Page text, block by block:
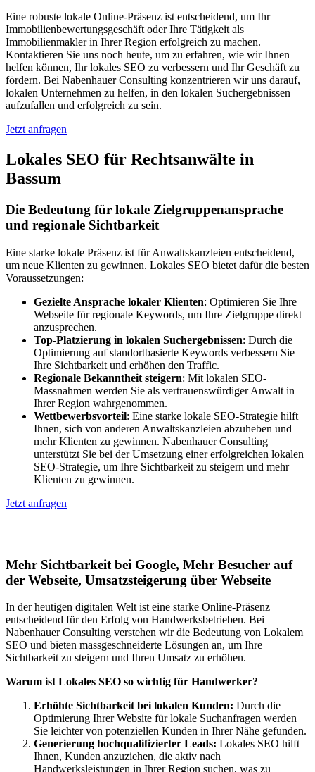
Eine robuste lokale Online-Präsenz ist entscheidend, um Ihr
Immobilienbewertungsgeschäft oder Ihre Tätigkeit als
Immobilienmakler in Ihrer Region erfolgreich zu machen.
Kontaktieren Sie uns noch heute, um zu erfahren, wie wir Ihnen
helfen können, Ihr lokales SEO zu verbessern und Ihr Geschäft zu
fördern. Bei Nabenhauer Consulting konzentrieren wir uns darauf,
lokalen Unternehmen zu helfen, in den lokalen Suchergebnissen
aufzufallen und erfolgreich zu sein.
Jetzt anfragen
Lokales SEO für Rechtsanwälte in
Bassum
Die Bedeutung für lokale Zielgruppenansprache
und regionale Sichtbarkeit
Eine starke lokale Präsenz ist für Anwaltskanzleien entscheidend,
um neue Klienten zu gewinnen. Lokales SEO bietet dafür die besten
Voraussetzungen:
Gezielte Ansprache lokaler Klienten: Optimieren Sie Ihre
Webseite für regionale Keywords, um Ihre Zielgruppe direkt
anzusprechen.
Top-Platzierung in lokalen Suchergebnissen: Durch die
Optimierung auf standortbasierte Keywords verbessern Sie
Ihre Sichtbarkeit und erhöhen den Traffic.
Regionale Bekanntheit steigern: Mit lokalen SEO-
Massnahmen werden Sie als vertrauenswürdiger Anwalt in
Ihrer Region wahrgenommen.
Wettbewerbsvorteil: Eine starke lokale SEO-Strategie hilft
Ihnen, sich von anderen Anwaltskanzleien abzuheben und
mehr Klienten zu gewinnen. Nabenhauer Consulting
unterstützt Sie bei der Umsetzung einer erfolgreichen lokalen
SEO-Strategie, um Ihre Sichtbarkeit zu steigern und mehr
Klienten zu gewinnen.
Jetzt anfragen
Mehr Sichtbarkeit bei Google, Mehr Besucher auf
der Webseite, Umsatzsteigerung über Webseite
In der heutigen digitalen Welt ist eine starke Online-Präsenz
entscheidend für den Erfolg von Handwerksbetrieben. Bei
Nabenhauer Consulting verstehen wir die Bedeutung von Lokalem
SEO und bieten massgeschneiderte Lösungen an, um Ihre
Sichtbarkeit zu steigern und Ihren Umsatz zu erhöhen.
Warum ist Lokales SEO so wichtig für Handwerker?
Erhöhte Sichtbarkeit bei lokalen Kunden: Durch die
Optimierung Ihrer Website für lokale Suchanfragen werden
Sie leichter von potenziellen Kunden in Ihrer Nähe gefunden.
Generierung hochqualifizierter Leads: Lokales SEO hilft
Ihnen, Kunden anzuziehen, die aktiv nach
Handwerksleistungen in Ihrer Region suchen, was zu